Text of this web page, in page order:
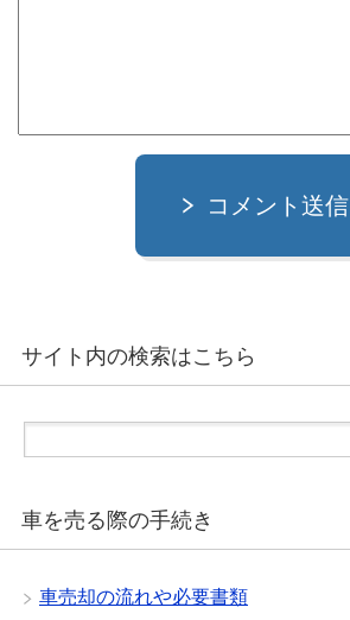
コメント送信
サイト内の検索はこちら
車を売る際の手続き
車売却の流れや必要書類